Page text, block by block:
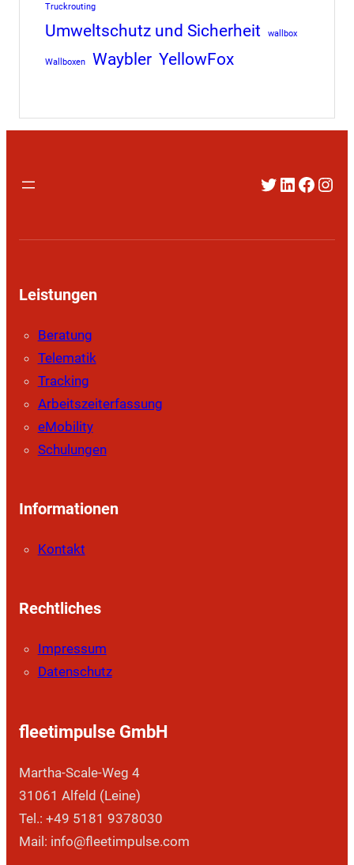
Truckrouting
Umweltschutz und Sicherheit wallbox
Wallboxen Waybler YellowFox
Twitter
LinkedIn
Leistungen
Beratung
Telematik
Tracking
Arbeitszeiterfassung
eMobility
Schulungen
Informationen
Kontakt
Rechtliches
Impressum
Datenschutz
fleetimpulse GmbH
Martha-Scale-Weg 4
31061 Alfeld (Leine)
Tel.: +49 5181 9378030
Mail: info@fleetimpulse.com